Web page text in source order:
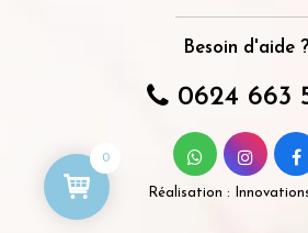
Besoin d'aide ?
0624 663
Réalisation :
0